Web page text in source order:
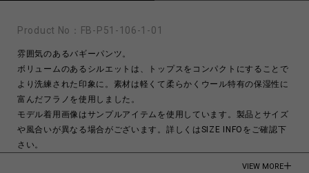
Product No： FB-P51-106-1-01
雰囲気のあるバギーパンツ。
ボリュームのあるシルエットは、トップスをコンパクトにすることで
より洗練された印象に。素材は軽くて柔らかくウール特有の保湿性に
富んだフラノを使用しました。
モデル着用画像はサンプルアイテムを使用しています。製品とサイズ
や風合いが異なる場合がございます。詳しくはSIZE INFOをご確認下
さい。
VIEW MORE